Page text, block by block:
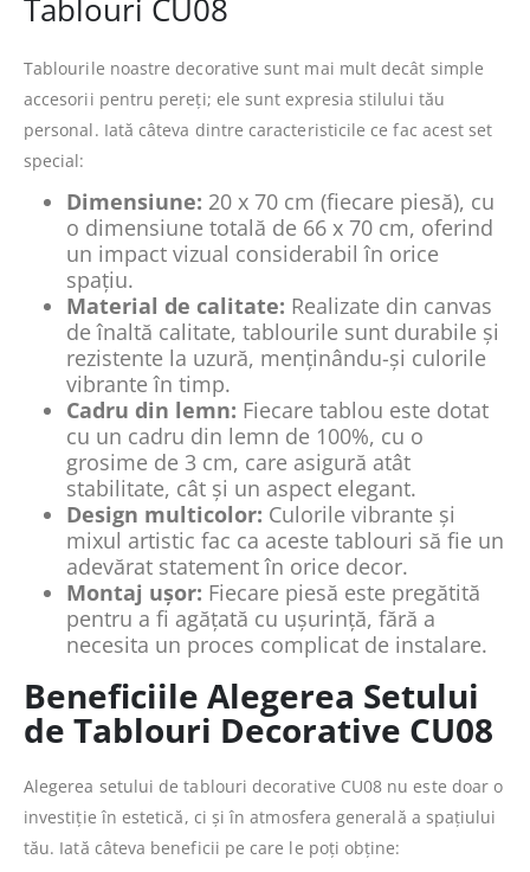
Tablouri CU08
Tablourile noastre decorative sunt mai mult decât simple
accesorii pentru pereți; ele sunt expresia stilului tău
personal. Iată câteva dintre caracteristicile ce fac acest set
special:
Dimensiune: 20 x 70 cm (fiecare piesă), cu
o dimensiune totală de 66 x 70 cm, oferind
un impact vizual considerabil în orice
spațiu.
Material de calitate: Realizate din canvas
de înaltă calitate, tablourile sunt durabile și
rezistente la uzură, menținându-și culorile
vibrante în timp.
Cadru din lemn: Fiecare tablou este dotat
cu un cadru din lemn de 100%, cu o
grosime de 3 cm, care asigură atât
stabilitate, cât și un aspect elegant.
Design multicolor: Culorile vibrante și
mixul artistic fac ca aceste tablouri să fie un
adevărat statement în orice decor.
Montaj ușor: Fiecare piesă este pregătită
pentru a fi agățată cu ușurință, fără a
necesita un proces complicat de instalare.
Beneficiile Alegerea Setului
de Tablouri Decorative CU08
Alegerea setului de tablouri decorative CU08 nu este doar o
investiție în estetică, ci și în atmosfera generală a spațiului
tău. Iată câteva beneficii pe care le poți obține: